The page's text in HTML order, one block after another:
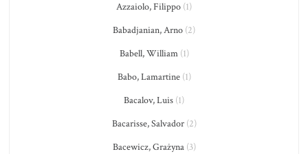
Azzaiolo, Filippo (1)
Babadjanian, Arno (2)
Babell, William(1)
Babo, Lamartine(1)
Bacalov, Luis (1)
Bacarisse, Salvador(2)
Bacewicz, Grażyna(3)